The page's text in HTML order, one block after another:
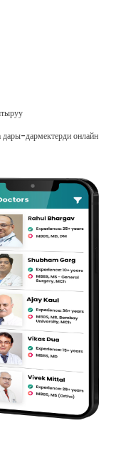
дармектерди онлайн